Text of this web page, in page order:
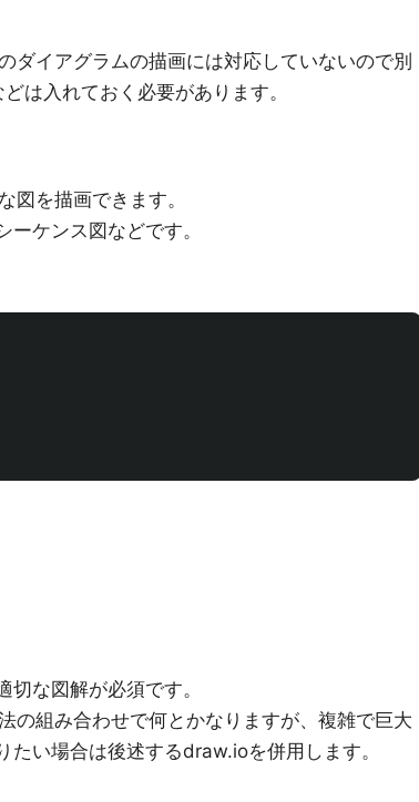
イアグラムの描画には対応していないので別
どは入れておく必要があります。
図を描画できます。
ケンス図などです。
な図解が必須です。
組み合わせで何とかなりますが、複雑で巨大
い場合は後述するdraw.ioを併用します。